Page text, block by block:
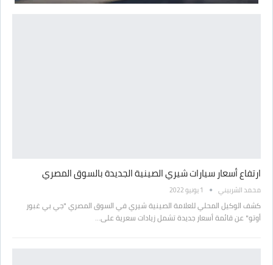
ارتفاع أسعار سيارات شيري الصينية الجديدة بالسوق المصري
محمد الشربيني 1 يونيو 2022
كشف الوكيل المحلي للعلامة الصينية شيري في السوق المصري "جي بي غبور
أوتو" عن قائمة أسعار جديدة تشمل زيادات سعرية على…